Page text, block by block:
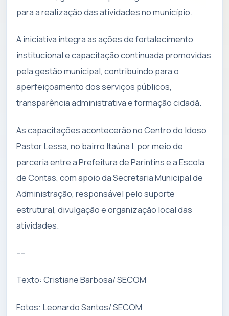
para a realização das atividades no município.
A iniciativa integra as ações de fortalecimento
institucional e capacitação continuada promovidas
pela gestão municipal, contribuindo para o
aperfeiçoamento dos serviços públicos,
transparência administrativa e formação cidadã.
As capacitações acontecerão no Centro do Idoso
Pastor Lessa, no bairro Itaúna I, por meio de
parceria entre a Prefeitura de Parintins e a Escola
de Contas, com apoio da Secretaria Municipal de
Administração, responsável pelo suporte
estrutural, divulgação e organização local das
atividades.
----
Texto: Cristiane Barbosa/ SECOM
Fotos: Leonardo Santos/ SECOM